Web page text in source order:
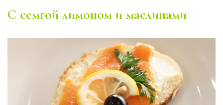
С семгой лимоном и маслинами